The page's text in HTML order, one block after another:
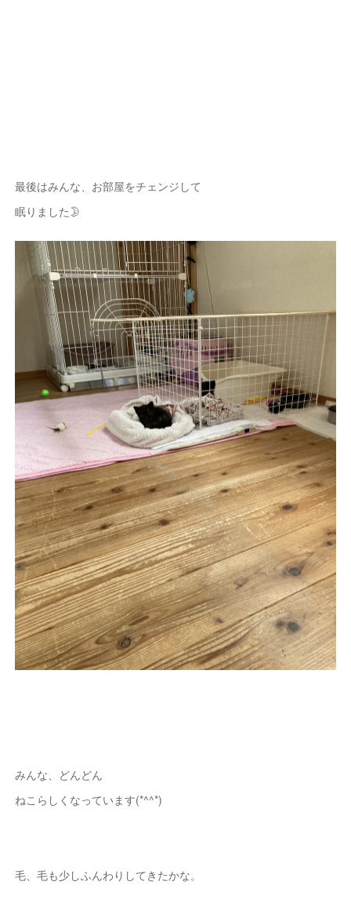
最後はみんな、お部屋をチェンジして
眠りました🌛
みんな、どんどん
ねこらしくなっています(*^^*)
毛、毛も少しふんわりしてきたかな。